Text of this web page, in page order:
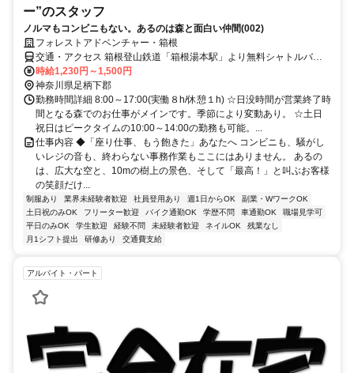
ー”のスタッフ
ノルマもコンビニもない。あるのは森と面白い仲間(002)
フォレストアドベンチャー・箱根
交通・アクセス 箱根登山鉄道「箱根湯本駅」より無料シャトルバス
で約3分 ◎車通勤OK！
時給1,230円～1,500円
神奈川県足柄下郡
勤務時間詳細 8:00～17:00(実働８h/休憩１h) ☆日没時間が営業終了時
間となる森でのお仕事がメインです。季節により変動あり。 ☆土日
祝日はピークタイムの10:00～14:00の勤務も可能。...
仕事内容 ◆「座り仕事、もう飽きた」あなたへ コンビニも、騒がし
いレジの音も、終わらない事務作業もここにはありません。 あるの
は、広大な空と、10mの樹上の景色、そして「最高！」と叫ぶお客様
の笑顔だけ...
制服あり 業界未経験者歓迎 社員登用あり 週1日からOK
副業・WワークOK
土日祝のみOK
フリーター歓迎 バイク通勤OK 学歴不問 車通勤OK
職場見学可
平日のみOK
学生歓迎 経験不問 未経験者歓迎 ネイルOK
残業なし
月1シフト提出
研修あり 交通費支給
アルバイト・パート